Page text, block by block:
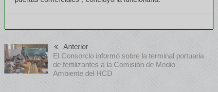
Anterior
El Consorcio informó sobre la terminal portuaria
de fertilizantes a la Comisión de Medio
Ambiente del HCD